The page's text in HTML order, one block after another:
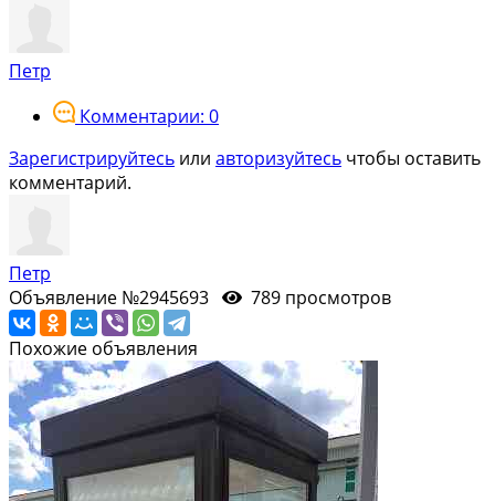
Петр
Комментарии: 0
Зарегистрируйтесь или авторизуйтесь чтобы оставить
комментарий.
Петр
Объявление №2945693
789 просмотров
Похожие объявления